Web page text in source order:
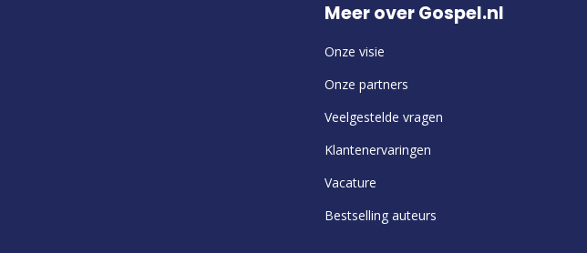
Meer over Gospel.nl
Onze visie
Onze partners
Veelgestelde vragen
Klantenervaringen
Vacature
Bestselling auteurs